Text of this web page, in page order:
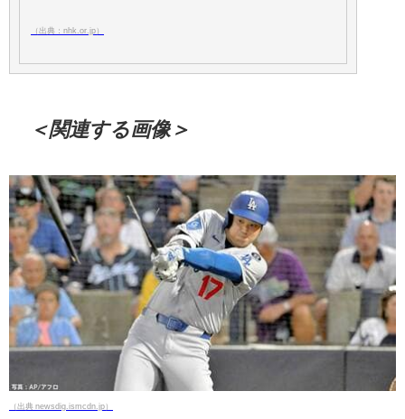
（出典：nhk.or.jp）
＜関連する画像＞
（出典 newsdig.ismcdn.jp）